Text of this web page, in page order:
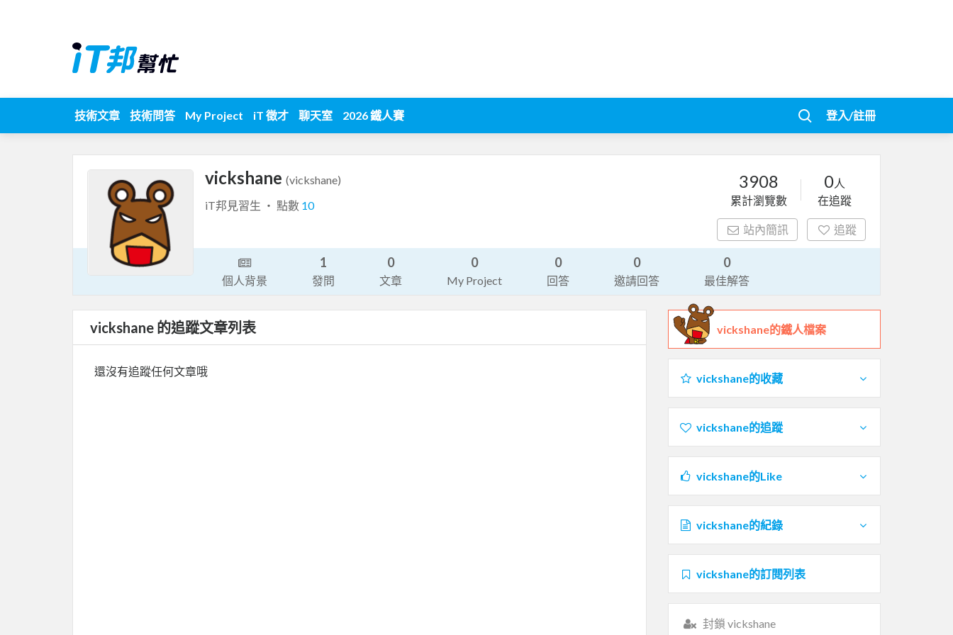
技術文章 技術問答 My Project iT 徵才 聊天室 2026 鐵人賽 登入/註冊
vickshane (vickshane)
iT邦見習生 ‧ 點數 10
3908
累計瀏覽數
0人
在追蹤
站內簡訊 追蹤
個人背景
1
發問
0
文章
0
My Project
0
回答
0
邀請回答
0
最佳解答
vickshane 的追蹤文章列表
還沒有追蹤任何文章哦
vickshane的鐵人檔案
vickshane的收藏
vickshane的追蹤
vickshane的Like
vickshane的紀錄
vickshane的訂閱列表
封鎖 vickshane